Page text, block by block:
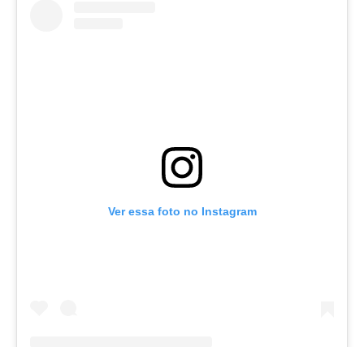
Ver essa foto no Instagram